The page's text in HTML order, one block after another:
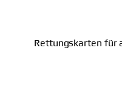
Rettungskarten für